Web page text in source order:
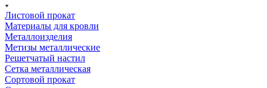
Листовой прокат
Материалы для кровли
Металлоизделия
Метизы металлические
Решетчатый настил
Сетка металлическая
Сортовой прокат